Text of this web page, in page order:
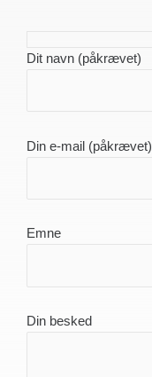
Dit navn (påkrævet)
Din e-mail (påkrævet)
Emne
Din besked